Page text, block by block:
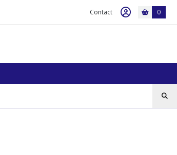
Contact 0